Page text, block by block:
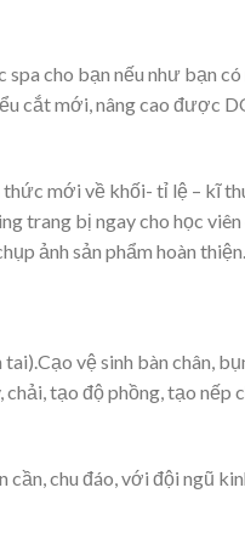
spa cho bạn nếu như bạn có
cắt mới, nâng cao được
mới về khối- tỉ lệ – kĩ
trang bị ngay cho học
ảnh sản phẩm hoàn thiện.
vệ sinh bàn chân,
tạo độ phồng, tạo nếp
chu đáo, với đội ngũ